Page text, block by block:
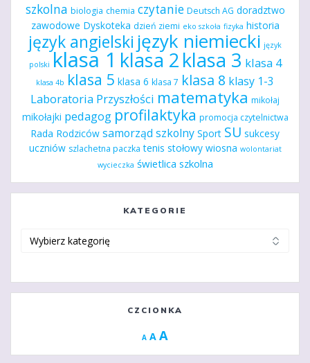
szkolna biologia chemia czytanie Deutsch AG doradztwo
zawodowe Dyskoteka dzień ziemi eko szkoła fizyka historia
język angielski język niemiecki język
polski klasa 1 klasa 2klasa 3 klasa 4
klasa 4b klasa 5 klasa 6 klasa 7 klasa 8 klasy 1-3
Laboratoria Przyszłości matematyka mikołaj
mikołajki pedagog profilaktyka promocja czytelnictwa
Rada Rodziców samorząd szkolny Sport SU sukcesy
uczniów szlachetna paczka tenis stołowy wiosna wolontariat
wycieczka świetlica szkolna
KATEGORIE
CZCIONKA
A Decrease
A Reset
A